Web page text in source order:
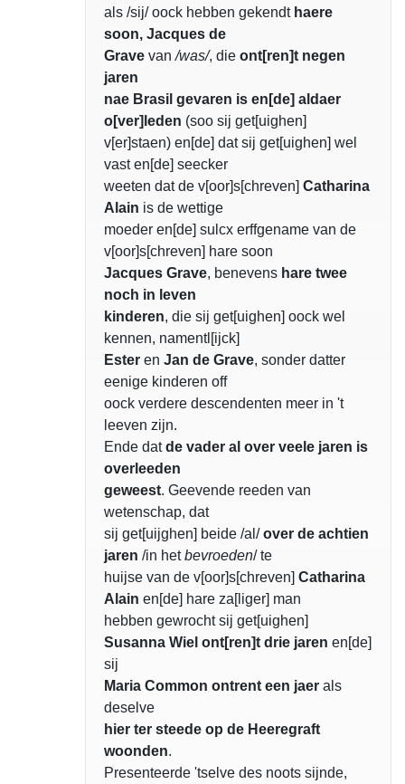
als /sij/ oock hebben gekendt haere
soon, Jacques de
Grave van/was/, die ont[ren]t negen
jaren
nae Brasil gevaren is en[de] aldaer
o[ver]leden (soo sij get[uighen]
v[er]staen) en[de] dat sij get[uighen] wel
vast en[de] seecker
weeten dat de v[oor]s[chreven] Catharina
Alain is de wettige
moeder en[de] sulcx erffgename van de
v[oor]s[chreven] hare soon
Jacques Grave, benevens hare twee
noch in leven
kinderen, die sij get[uighen] oock wel
kennen, namentl[ijck]
Ester en Jan de Grave, sonder datter
eenige kinderen off
oock verdere descendenten meer in 't
leeven zijn.
Ende datde vader al over veele jaren is
overleeden
geweest. Geevende reeden van
wetenschap, dat
sij get[uijghen] beide /al/over de achtien
jaren /in hetbevroeden/ te
huijse van de v[oor]s[chreven] Catharina
Alain en[de] hare za[liger] man
hebben gewrocht sij get[uighen]
Susanna Wiel ont[ren]t drie jaren en[de]
sij
Maria Common ontrent een jaer als
deselve
hier ter steede op de Heeregraft
woonden.
Presenteerde 'tselve des noots sijnde,